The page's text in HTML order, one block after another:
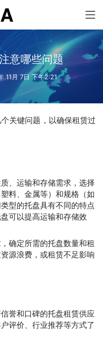
意哪些问题
11月 7日 下午2:21
关键问题，以确保租赁过
质、运输和存储需求，选择
料、金属等）和规格（如
型的托盘具有不同的特点
可以提高运输和存储效
确定所需的托盘数量和租
源浪费，或租赁不足影响
誉和口碑的托盘租赁供应
评价、行业推荐等方式了